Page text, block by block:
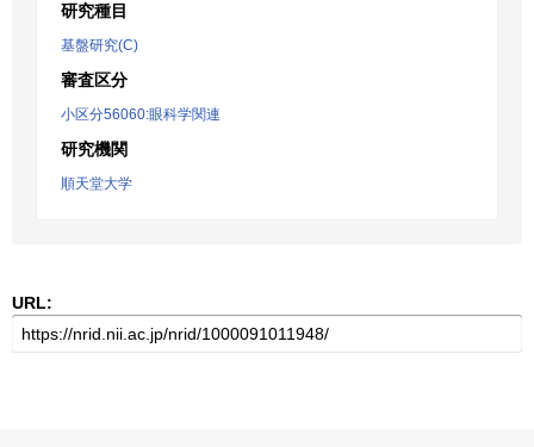
研究種目
基盤研究(C)
審査区分
小区分56060:眼科学関連
研究機関
順天堂大学
URL: